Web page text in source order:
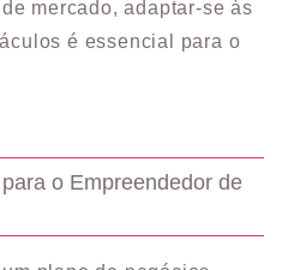
mercado, adaptar-se às
é essencial para o
o Empreendedor de